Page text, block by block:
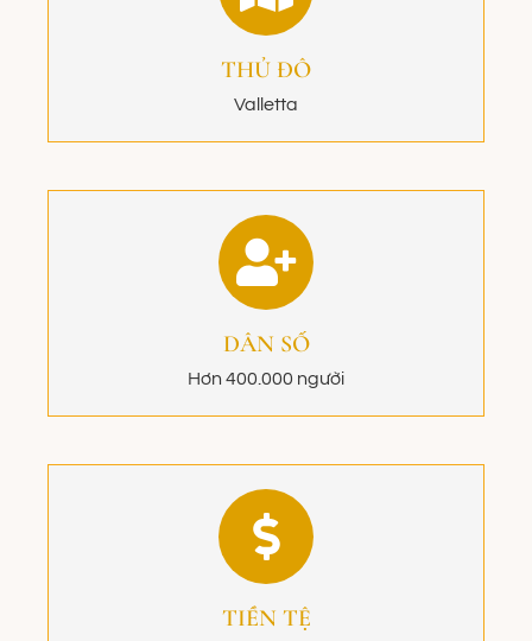
THỦ ĐÔ
Valletta
DÂN SỐ
Hơn 400.000 người
TIỀN TỆ